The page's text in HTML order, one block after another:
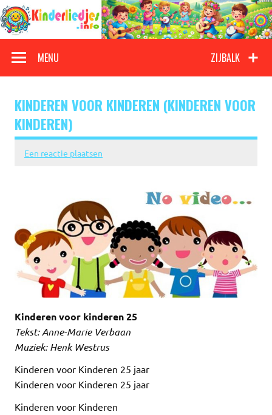
Doorgaan
naar
inhoud
Kinderliedjes
ZIJBALK
MENU
KINDEREN VOOR KINDEREN (KINDEREN VOOR
KINDEREN)
Een reactie plaatsen
Kinderen voor kinderen 25
Tekst: Anne-Marie Verbaan
Muziek: Henk Westrus
Kinderen voor Kinderen 25 jaar
Kinderen voor Kinderen 25 jaar
Kinderen voor Kinderen